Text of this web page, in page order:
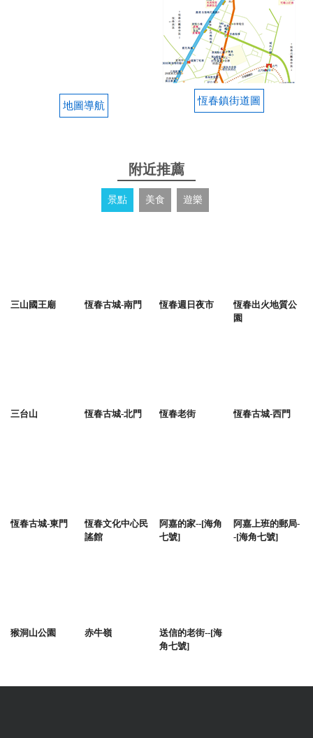
地圖導航 恆春鎮街道圖
附近推薦
景點 美食 遊樂
三山國王廟 恆春古城-南門 恆春週日夜市
恆春出火地質公
園
三台山 恆春古城-北門 恆春老街 恆春古城-西門
恆春古城-東門
恆春文化中心民
謠館
阿嘉的家--[海角
七號]
阿嘉上班的郵局-
-[海角七號]
猴洞山公園 赤牛嶺
送信的老街--[海
角七號]